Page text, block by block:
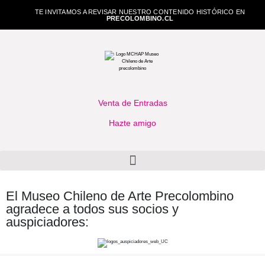
TE INVITAMOS A REVISAR NUESTRO CONTENIDO HISTÓRICO EN
PRECOLOMBINO.CL
Venta de Entradas
Hazte amigo
El Museo Chileno de Arte Precolombino
agradece a todos sus socios y
auspiciadores: